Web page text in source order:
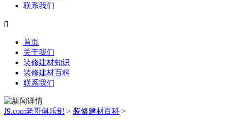
联系我们

首页
关于我们
装修建材知识
装修建材百科
联系我们
J9.com老哥俱乐部 > 装修建材百科 >